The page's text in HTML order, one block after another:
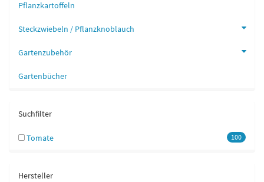
Pflanzkartoffeln
Steckzwiebeln / Pflanzknoblauch
Gartenzubehör
Gartenbücher
Suchfilter
100
Tomate
Hersteller